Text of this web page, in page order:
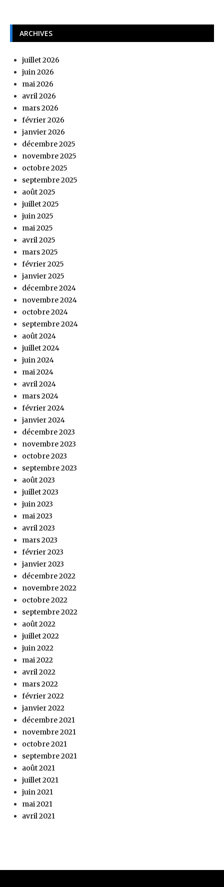
ARCHIVES
juillet 2026
juin 2026
mai 2026
avril 2026
mars 2026
février 2026
janvier 2026
décembre 2025
novembre 2025
octobre 2025
septembre 2025
août 2025
juillet 2025
juin 2025
mai 2025
avril 2025
mars 2025
février 2025
janvier 2025
décembre 2024
novembre 2024
octobre 2024
septembre 2024
août 2024
juillet 2024
juin 2024
mai 2024
avril 2024
mars 2024
février 2024
janvier 2024
décembre 2023
novembre 2023
octobre 2023
septembre 2023
août 2023
juillet 2023
juin 2023
mai 2023
avril 2023
mars 2023
février 2023
janvier 2023
décembre 2022
novembre 2022
octobre 2022
septembre 2022
août 2022
juillet 2022
juin 2022
mai 2022
avril 2022
mars 2022
février 2022
janvier 2022
décembre 2021
novembre 2021
octobre 2021
septembre 2021
août 2021
juillet 2021
juin 2021
mai 2021
avril 2021